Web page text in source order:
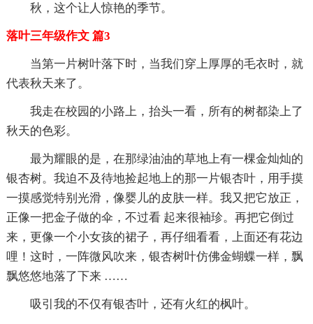
秋，这个让人惊艳的季节。
落叶三年级作文 篇3
当第一片树叶落下时，当我们穿上厚厚的毛衣时，就
代表秋天来了。
我走在校园的小路上，抬头一看，所有的树都染上了
秋天的色彩。
最为耀眼的是，在那绿油油的草地上有一棵金灿灿的
银杏树。我迫不及待地捡起地上的那一片银杏叶，用手摸
一摸感觉特别光滑，像婴儿的皮肤一样。我又把它放正，
正像一把金子做的伞，不过看 起来很袖珍。再把它倒过
来，更像一个小女孩的裙子，再仔细看看，上面还有花边
哩！这时，一阵微风吹来，银杏树叶仿佛金蝴蝶一样，飘
飘悠悠地落了下来 ……
吸引我的不仅有银杏叶，还有火红的枫叶。